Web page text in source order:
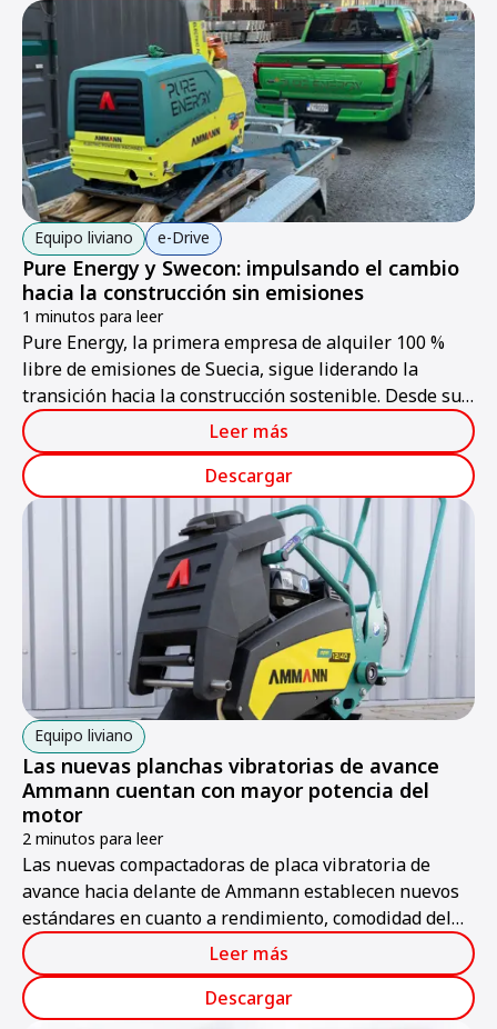
Equipo liviano e-Drive
Pure Energy y Swecon: impulsando el cambio
hacia la construcción sin emisiones
1 minutos para leer
Pure Energy, la primera empresa de alquiler 100 %
libre de emisiones de Suecia, sigue liderando la
transición hacia la construcción sostenible. Desde su
lanzamiento en febrero de 2024, la empresa solo
ofrece máquinas y herramientas eléctricas en alquiler.
Leer más
Descargar
Equipo liviano
Las nuevas planchas vibratorias de avance
Ammann cuentan con mayor potencia del
motor
2 minutos para leer
Las nuevas compactadoras de placa vibratoria de
avance hacia delante de Ammann establecen nuevos
estándares en cuanto a rendimiento, comodidad del
operador y fiabilidad.
Leer más
Descargar